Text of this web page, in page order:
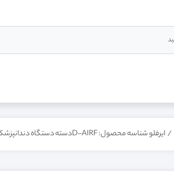
/ ایرفلو شناسه محصول: D-AIRFدسته دستگاه دندانپزشکی, اولتراسونیک برچسب: ا